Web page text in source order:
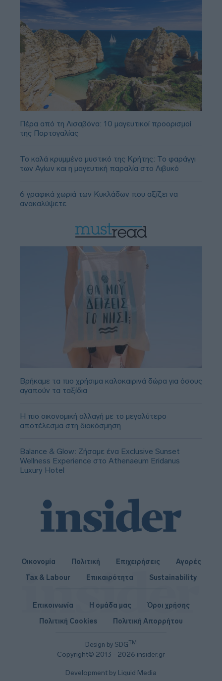
Πέρα από τη Λισαβόνα: 10 μαγευτικοί προορισμοί
της Πορτογαλίας
Το καλά κρυμμένο μυστικό της Κρήτης: Το φαράγγι
των Αγίων και η μαγευτική παραλία στο Λιβυκό
6 γραφικά χωριά των Κυκλάδων που αξίζει να
ανακαλύψετε
Βρήκαμε τα πιο χρήσιμα καλοκαιρινά δώρα για όσους
αγαπούν τα ταξίδια
Η πιο οικονομική αλλαγή με το μεγαλύτερο
αποτέλεσμα στη διακόσμηση
Balance & Glow: Ζήσαμε ένα Exclusive Sunset
Wellness Experience στο Athenaeum Eridanus
Luxury Hotel
Οικονομία Πολιτική Επιχειρήσεις
Αγορές
Tax & Labour
Επικαιρότητα Sustainability
Design by SDGTM
Copyright© 2013 - 2026 insider.gr
Επικοινωνία Η ομάδα μας
Όροι χρήσης
Πολιτική Cookies
Πολιτική Απορρήτου
Development by Liquid Media